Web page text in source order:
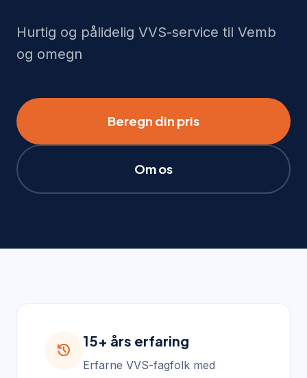
Hurtig og pålidelig VVS-service til Vemb
og omegn
Beregn din pris
Om os
history
15+ års erfaring
Erfarne VVS-fagfolk med